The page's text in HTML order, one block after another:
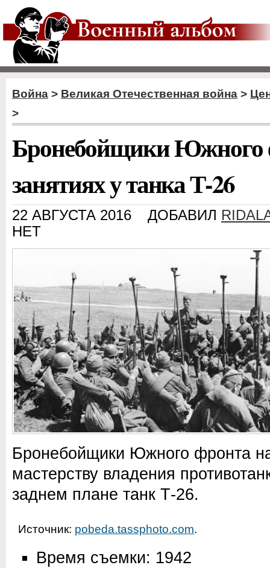
Война > Великая Отечественная война >
>
Бронебойщики Южного
занятиях у танка Т-26
22 АВГУСТА 2016 ДОБАВИЛ
НЕТ
Бронебойщики Южного фронта
мастерству владения
заднем плане танк Т-26.
Источник: pobeda.tassphoto.com.
Время съемки: 1942